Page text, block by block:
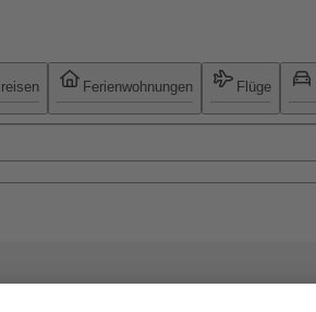
Ferienwohnungen Flüge